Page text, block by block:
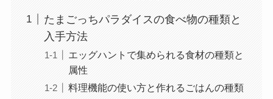
たまごっちパラダイスの食べ物の種類と
入手方法
エッグハントで集められる食材の種類と
属性
料理機能の使い方と作れるごはんの種類